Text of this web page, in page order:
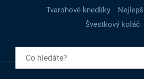
Tvarohové knedlíky
Švestkový koláč